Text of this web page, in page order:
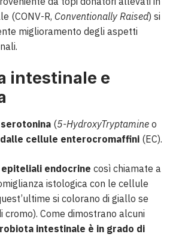
(CONV-R, Conventionally Raised) si
miglioramento degli aspetti
intestinale e
(5-HydroxyTryptamine o
cellule enterocromaffini (EC).
endocrine così chiamate a
istologica con le cellule
si colorano di giallo se
cromo). Come dimostrano alcuni
intestinale è in grado di